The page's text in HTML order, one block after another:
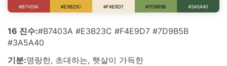
16 진수:#B7403A #E3B23C #F4E9D7 #7D9B5B
#3A5A40
기분:명랑한, 초대하는, 햇살이 가득한